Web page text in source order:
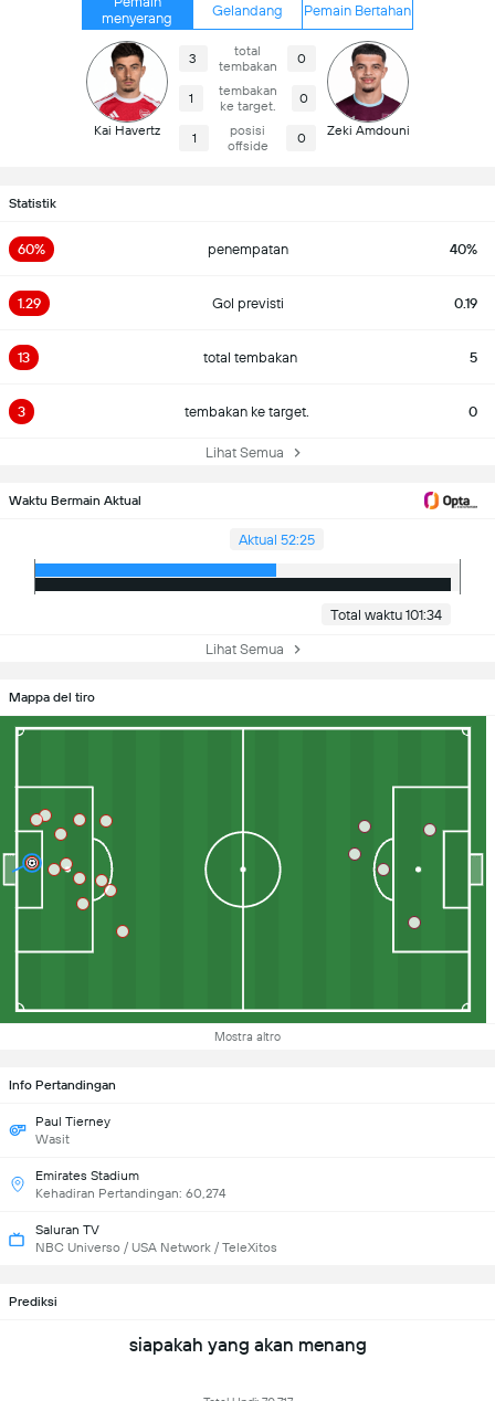
menyerang
Gelandang Pemain Bertahan
Kai Havertz
3
total
tembakan
0
1
tembakan
ke target.
0
1
posisi
offside
0 Zeki Amdouni
Statistik
60% penempatan 40%
1.29 Gol previsti 0.19
13 total tembakan 5
3 tembakan ke target. 0
Lihat Semua
Waktu Bermain Aktual
Aktual 52:25
Total waktu 101:34
Lihat Semua
Mappa del tiro
Mostra altro
Info Pertandingan
Paul Tierney
Wasit
Emirates Stadium
Kehadiran Pertandingan: 60,274
Saluran TV
NBC Universo / USA Network / TeleXitos
Prediksi
siapakah yang akan menang